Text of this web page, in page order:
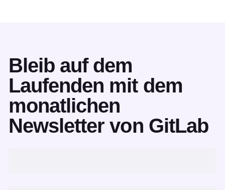
Bleib auf dem
Laufenden mit dem
monatlichen
Newsletter von GitLab